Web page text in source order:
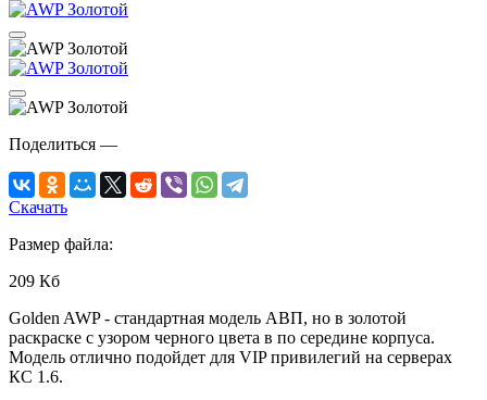
Поделиться —
Скачать
Размер файла:
209 Кб
Golden AWP - стандартная модель АВП, но в золотой
раскраске с узором черного цвета в по середине корпуса.
Модель отлично подойдет для VIP привилегий на серверах
КС 1.6.